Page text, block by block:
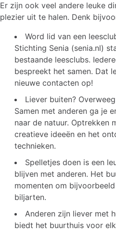
Er zijn ook veel andere leuke
plezier uit te halen. Denk
Word lid van een
Stichting Senia (senia.nl)
bestaande leesclubs.
bespreekt het samen. Dat
nieuwe contacten op!
Liever buiten?
Samen met anderen ga je
naar de natuur. Optrekken
creatieve ideeën en het
technieken.
Spelletjes doen is een
blijven met anderen. Het
momenten om
biljarten.
Anderen zijn liever met
biedt het buurthuis voor